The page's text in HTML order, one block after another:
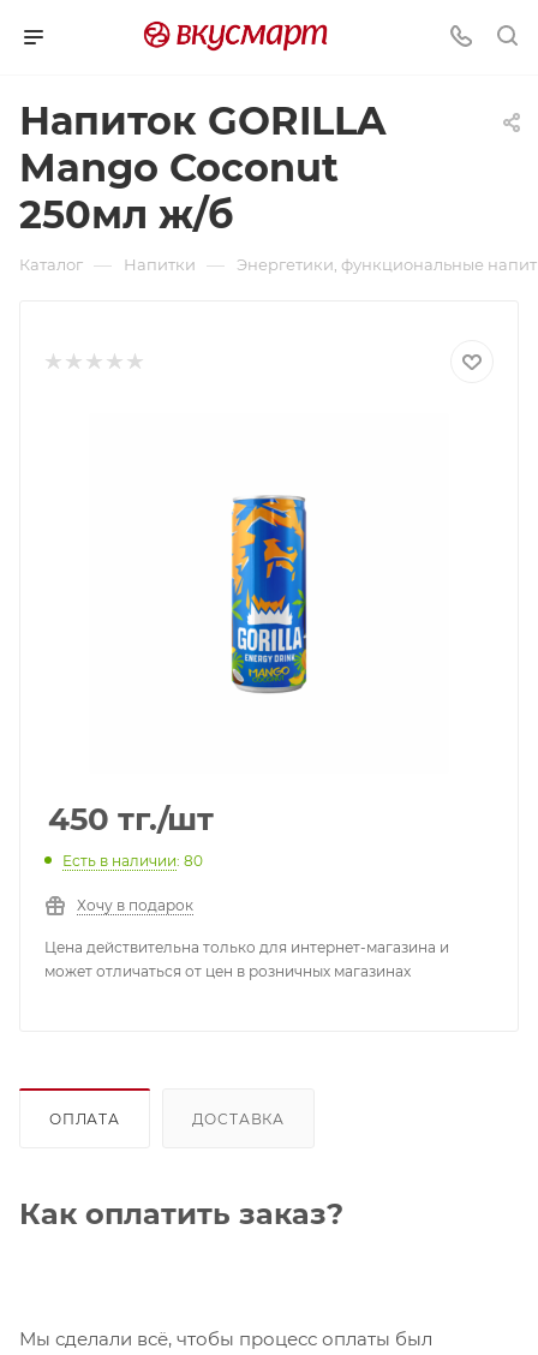
Напиток GORILLA
Mango Coconut
250мл ж/б
Каталог — Напитки — Энергетики, функциональные
450 тг./шт
Есть в наличии: 80
Хочу в подарок
Цена действительна только для интернет-магазина и
может отличаться от цен в розничных магазинах
ОПЛАТА ДОСТАВКА
Как оплатить заказ?
Мы сделали всё, чтобы процесс оплаты был